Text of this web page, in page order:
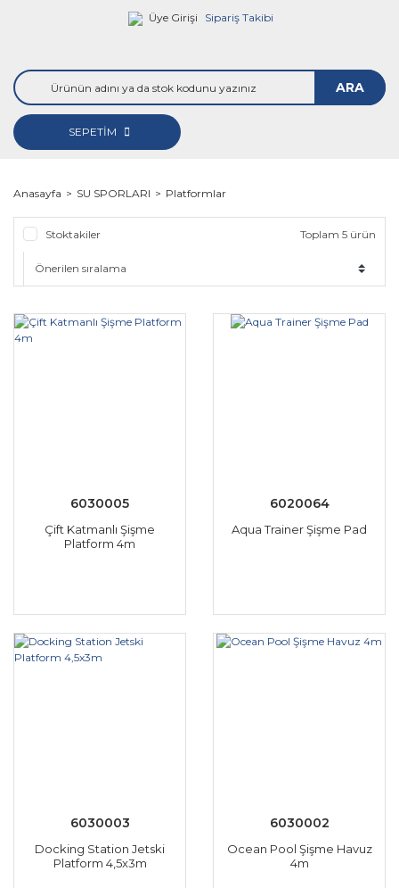
Üye Girişi Sipariş Takibi
ARA
SEPETİM
Anasayfa SU SPORLARI Platformlar
Stoktakiler Toplam 5 ürün
6030005
Çift Katmanlı Şişme
Platform 4m
6020064
Aqua Trainer Şişme Pad
6030003
Docking Station Jetski
Platform 4,5x3m
6030002
Ocean Pool Şişme Havuz
4m